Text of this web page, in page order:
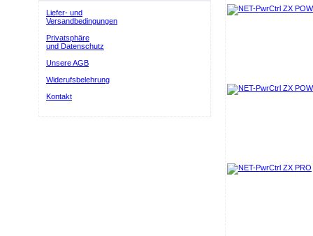
Liefer- und
Versandbedingungen
Privatsphäre
und Datenschutz
Unsere AGB
Widerufsbelehrung
Kontakt